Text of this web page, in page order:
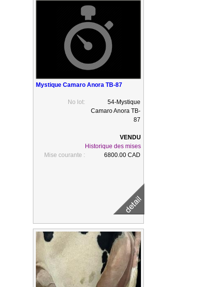
Mystique Camaro Anora TB-87
No lot:
54-Mystique
Camaro Anora TB-
87
Historique des mises
Mise courante :
6800.00 CAD